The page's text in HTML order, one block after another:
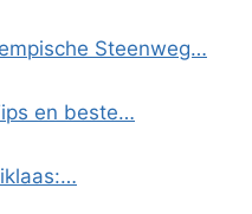
Steenweg…
en beste…